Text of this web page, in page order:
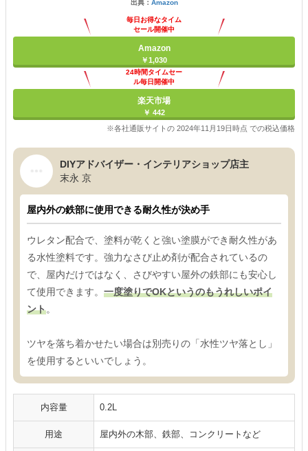
出典： Amazon
毎日お得なタイム
セール開催中
Amazon
￥1,030
24時間タイムセー
ル毎日開催中
楽天市場
￥ 442
※各社通販サイトの 2024年11月19日時点 での税込価格
DIYアドバイザー・インテリアショップ店主
末永 京
屋内外の鉄部に使用できる耐久性が決め手
ウレタン配合で、塗料が乾くと強い塗膜ができ耐久性があ
る水性塗料です。強力なさび止め剤が配合されているの
で、屋内だけではなく、さびやすい屋外の鉄部にも安心し
て使用できます。 一度塗りでOKというのもうれしいポイ
ント。
ツヤを落ち着かせたい場合は別売りの「水性ツヤ落とし」
を使用するといいでしょう。
内容量 0.2L
用途 屋内外の木部、鉄部、コンクリートなど